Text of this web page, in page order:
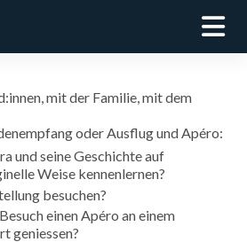
mit der Familie, mit dem
oder Ausflug und Apéro:
und seine Geschichte auf
Weise kennenlernen?
besuchen?
einen Apéro an einem
geniessen?